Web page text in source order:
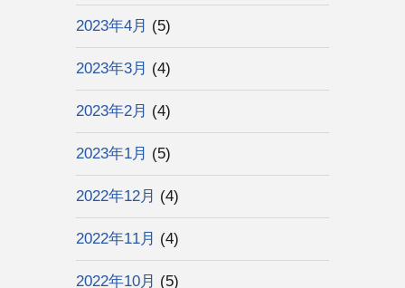
2023年4月 (5)
2023年3月 (4)
2023年2月 (4)
2023年1月 (5)
2022年12月 (4)
2022年11月 (4)
2022年10月 (5)